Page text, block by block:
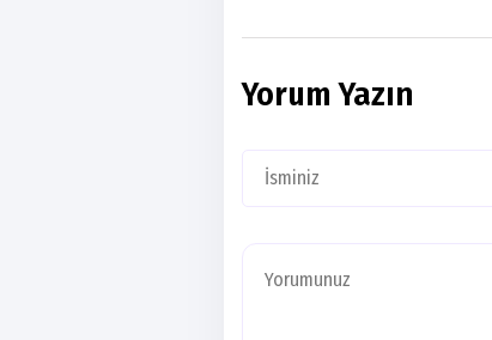
Yorum Yazın